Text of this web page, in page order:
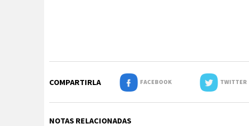
COMPARTIRLA FACEBOOK TWITTER
NOTAS RELACIONADAS